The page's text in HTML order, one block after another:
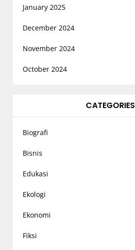
January 2025
December 2024
November 2024
October 2024
CATEGORIES
Biografi
Bisnis
Edukasi
Ekologi
Ekonomi
Fiksi